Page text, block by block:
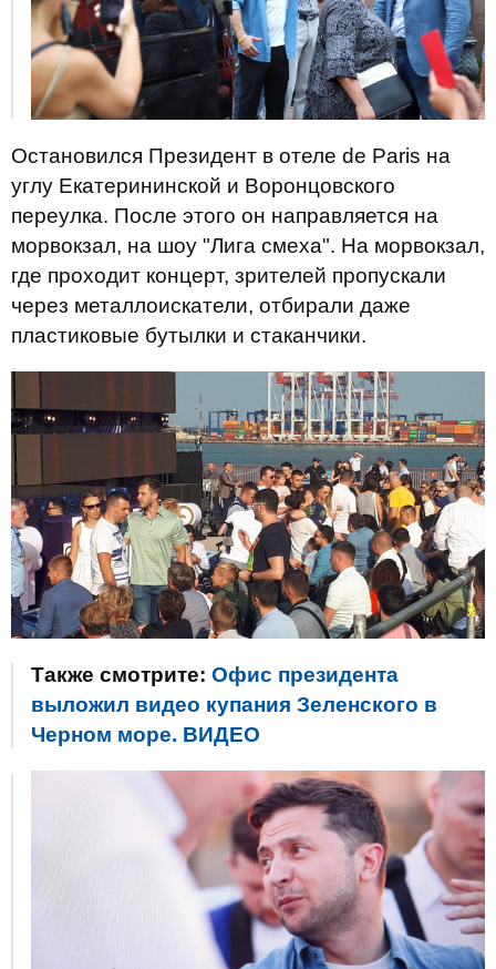
Остановился Президент в отеле de Paris на
углу Екатерининской и Воронцовского
переулка. После этого он направляется на
морвокзал, на шоу "Лига смеха". На морвокзал,
где проходит концерт, зрителей пропускали
через металлоискатели, отбирали даже
пластиковые бутылки и стаканчики.
Также смотрите: Офис президента
выложил видео купания Зеленского в
Черном море. ВИДЕО